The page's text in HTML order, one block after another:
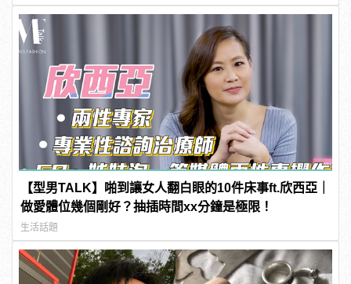
【型男TALK】啪到讓女人翻白眼的10件床事ft.欣西亞｜
做愛體位幾個剛好？抽插時間xx分鐘是極限！
生活話題